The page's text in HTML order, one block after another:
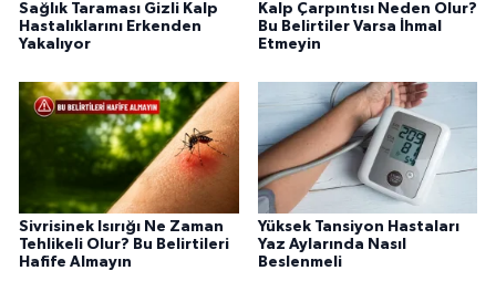
Sağlık Taraması Gizli Kalp
Hastalıklarını Erkenden
Yakalıyor
Kalp Çarpıntısı Neden Olur?
Bu Belirtiler Varsa İhmal
Etmeyin
Sivrisinek Isırığı Ne Zaman
Tehlikeli Olur? Bu Belirtileri
Hafife Almayın
Yüksek Tansiyon Hastaları
Yaz Aylarında Nasıl
Beslenmeli